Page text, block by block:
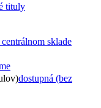
tituly
centrálnom sklade
dostupná (bez